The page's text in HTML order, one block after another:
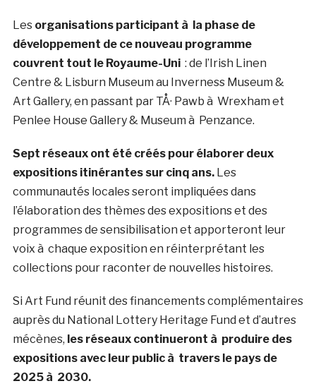
Les organisations participant à la phase de
développement de ce nouveau programme
couvrent tout le Royaume-Uni: de l’Irish Linen
Centre & Lisburn Museum au Inverness Museum &
Art Gallery, en passant par TÅ· Pawb à Wrexham et
Penlee House Gallery & Museum à Penzance.
Sept réseaux ont été créés pour élaborer deux
expositions itinérantes sur cinq ans.Les
communautés locales seront impliquées dans
l’élaboration des thèmes des expositions et des
programmes de sensibilisation et apporteront leur
voix à chaque exposition en réinterprétant les
collections pour raconter de nouvelles histoires.
Si Art Fund réunit des financements complémentaires
auprès du National Lottery Heritage Fund et d’autres
mécènes, les réseaux continueront à produire des
expositions avec leur public à travers le pays de
2025 à 2030.